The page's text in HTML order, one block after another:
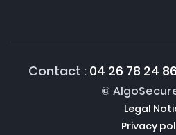
Contact : 04 26 78 24 86
©
Legal
Privacy